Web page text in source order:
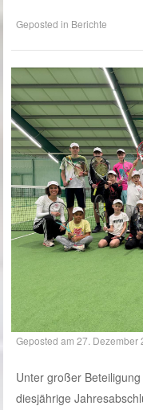
Geposted in Berichte
Geposted am27. Dezember
Unter großer
diesjährige